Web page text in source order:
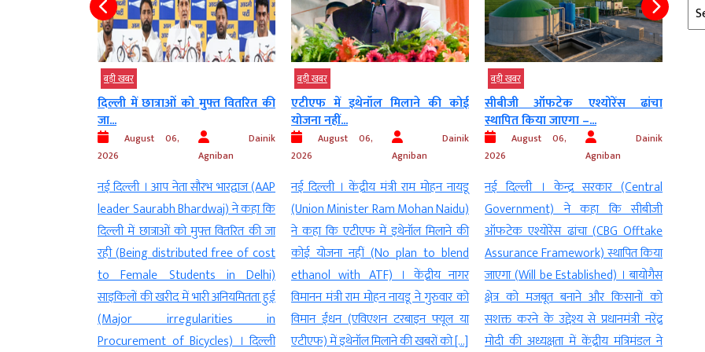
बड़ी खबर
दिल्ली में छात्राओं को मुफ्त वितरित की
जा...
August 06,
2026
Dainik
Agniban
नई दिल्ली । आप नेता सौरभ भारद्वाज (AAP
leader Saurabh Bhardwaj) ने कहा कि
दिल्ली में छात्राओं को मुफ्त वितरित की जा
रही (Being distributed free of cost
to Female Students in Delhi)
साइकिलों की खरीद में भारी अनियमितता हुई
(Major irregularities in
Procurement of Bicycles) । दिल्ली
बड़ी खबर
एटीएफ में इथेनॉल मिलाने की कोई
योजना नहीं...
August 06,
2026
Dainik
Agniban
नई दिल्ली । केंद्रीय मंत्री राम मोहन नायडू
(Union Minister Ram Mohan Naidu)
ने कहा कि एटीएफ में इथेनॉल मिलाने की
कोई योजना नहीं (No plan to blend
ethanol with ATF) । केंद्रीय नागर
विमानन मंत्री राम मोहन नायडू ने गुरुवार को
विमान ईंधन (एविएशन टरबाइन फ्यूल या
एटीएफ) में इथेनॉल मिलाने की खबरों को […]
बड़ी खबर
सीबीजी ऑफटेक एश्योरेंस ढांचा
स्थापित किया जाएगा –...
August 06,
2026
Dainik
Agniban
नई दिल्ली । केन्द्र सरकार (Central
Government) ने कहा कि सीबीजी
ऑफटेक एश्योरेंस ढांचा (CBG Offtake
Assurance Framework) स्थापित किया
जाएगा (Will be Established) । बायोगैस
क्षेत्र को मजबूत बनाने और किसानों को
सशक्त करने के उद्देश्य से प्रधानमंत्री नरेंद्र
मोदी की अध्यक्षता में केंद्रीय मंत्रिमंडल ने